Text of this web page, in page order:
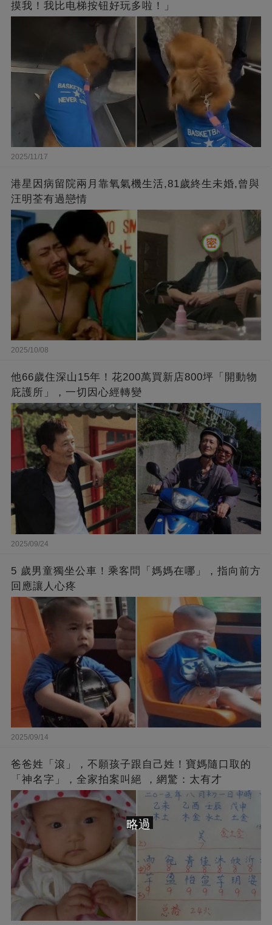
摸我！我比电梯按钮好玩多啦！」
2025/11/17
港星因病留院兩月靠氧氣機生活,81歲終生未婚,曾與
汪明荃有過戀情
2025/10/08
他66歲住深山15年！花200萬買新店800坪「開動物
庇護所」，一切因心經轉變
2025/09/24
5 歲男童獨坐公車！乘客問「媽媽在哪」，指向前方
回應讓人心疼
2025/09/14
爸爸姓「滾」，不願孩子跟自己姓！寶媽隨口取的
「神名字」，全家拍案叫絕 ，網驚：太有才
略過